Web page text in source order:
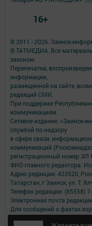
© 2011 - 2026. Заинск-
© ТАТМЕДИА. Все
законом.
Перепечатка,
информации,
размещенной на сайте,
редакций СМИ.
При поддержке
коммуникациям.
Сетевое издание: «Заинск-
службой по надзору
в сфере связи,
коммуникаций
регистрационный номер
ФИО главного редактора:
Адрес редакции: 423520,
Татарстан, г Заинск, ул. Т.
Телефон редакции: (85558)
Электронная почта
Для сообщений о фактах
16+